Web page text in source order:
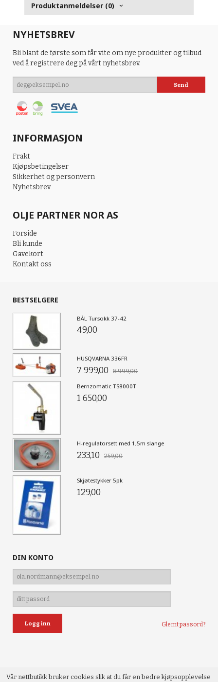
Produktanmeldelser (0)
NYHETSBREV
Bli blant de første som får vite om nye produkter og tilbud
ved å registrere deg på vårt nyhetsbrev.
INFORMASJON
Frakt
Kjøpsbetingelser
Sikkerhet og personvern
Nyhetsbrev
OLJE PARTNER NOR AS
Forside
Bli kunde
Gavekort
Kontakt oss
BESTSELGERE
BÅL Tursokk 37-42
49,00
HUSQVARNA 336FR
7 999,00 8 999,00
Bernzomatic TS8000T
1 650,00
H-regulatorsett med 1,5m slange
233,10 259,00
Skjøtestykker 5pk
129,00
DIN KONTO
Glemt passord?
Vår nettbutikk bruker cookies slik at du får en bedre kjøpsopplevelse